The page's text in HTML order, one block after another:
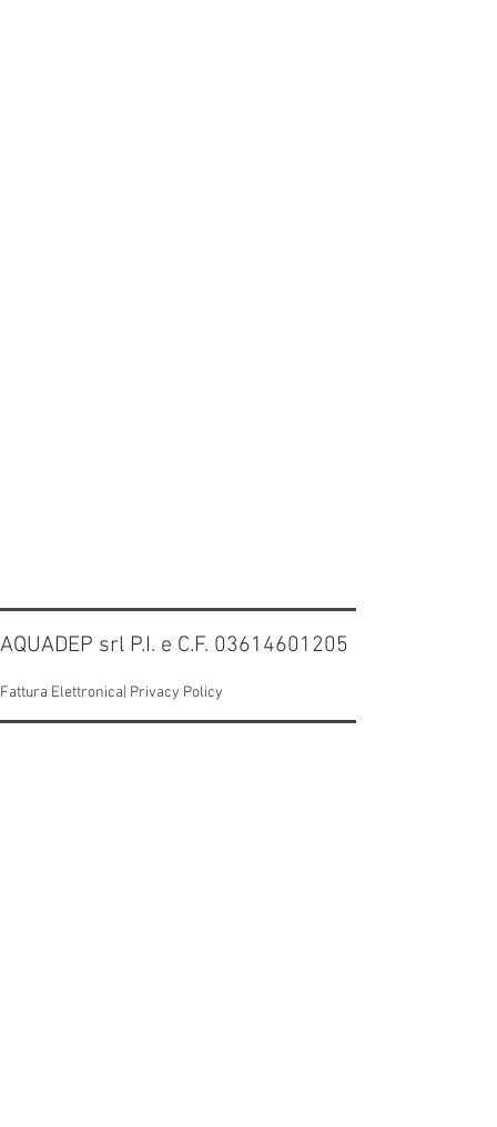
AQUADEP srl P.I. e C.F. 03614601205
Fattura Elettronica| Privacy Policy